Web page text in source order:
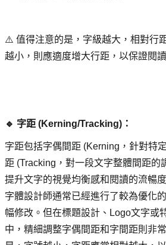
⚠️ 值得注意的是，字級越大，相對行
越小，則應適度增大行距，以保證閱
🔹 字距 (Kerning/Tracking)：
字距包括字偶間距 (Kerning，針對特
距 (Tracking，對一段文字整體間距的
提升文字的視覺均衡感和閱讀的流暢
字體設計師通常已經進行了較為優化
幅修改。但在標題設計、Logo文字或
中，精細調整字偶間距和字間距則非